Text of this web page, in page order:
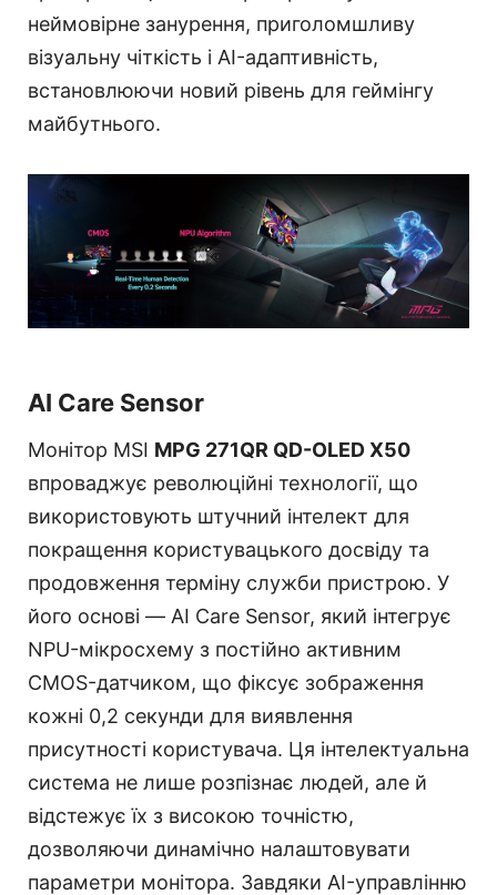
неймовірне занурення, приголомшливу
візуальну чіткість і AI-адаптивність,
встановлюючи новий рівень для геймінгу
майбутнього.
AI Care Sensor
Монітор MSI MPG 271QR QD-OLED X50
впроваджує революційні технології, що
використовують штучний інтелект для
покращення користувацького досвіду та
продовження терміну служби пристрою. У
його основі — AI Care Sensor, який інтегрує
NPU-мікросхему з постійно активним
CMOS-датчиком, що фіксує зображення
кожні 0,2 секунди для виявлення
присутності користувача. Ця інтелектуальна
система не лише розпізнає людей, але й
відстежує їх з високою точністю,
дозволяючи динамічно налаштовувати
параметри монітора. Завдяки AI-управлінню